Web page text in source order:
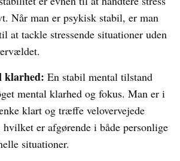
Når man er psykisk stabil, er man
at tackle stressende situationer uden
klarhed: En stabil mental tilstand
mental klarhed og fokus. Man er i
klart og træffe velovervejede
hvilket er afgørende i både personlige
situationer.